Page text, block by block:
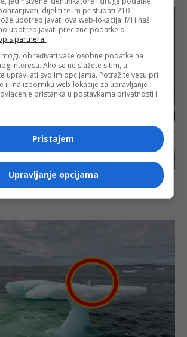
dijeliti te im pristupati 210
upotrebljavati ova web-lokacija. Mi i naši
upotrebljavati precizne podatke o
partnera.
obrađivati vaše osobne podatke na
interesa. Ako se ne slažete s tim, u
upravljati svojim opcijama. Potražite vezu pri
ili na izborniku web-lokacije za upravljanje
pristanka u postavkama privatnosti i
Pristajem
Upravljanje opcijama